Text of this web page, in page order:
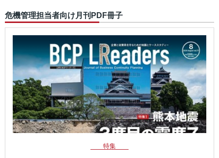
危機管理担当者向け月刊PDF冊子
特集